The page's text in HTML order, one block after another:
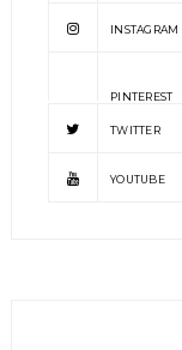
INSTAGRAM
PINTEREST
TWITTER
YOUTUBE